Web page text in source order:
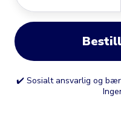
✔️ Sosialt ansvarlig og